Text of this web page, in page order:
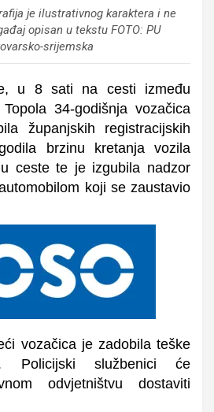
je ilustrativnog karaktera i ne
opisan u tekstu FOTO: PU
srijemska
u 8 sati na cesti između
34-godišnja vozačica
županjskih registracijskih
brzinu kretanja vozila
ceste te je izgubila nadzor
koji se zaustavio
vozačica je zadobila teške
Policijski službenici će
odvjetništvu dostaviti